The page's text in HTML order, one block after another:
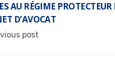
AU RÉGIME
D’AVOCAT
post